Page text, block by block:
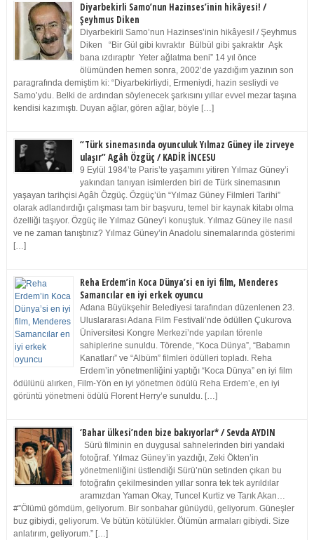
Diyarbekirli Samo’nun Hazinses’inin hikâyesi! /
Şeyhmus Diken
Diyarbekirli Samo’nun Hazinses’inin hikâyesi! / Şeyhmus
Diken “Bir Gül gibi kıvraktır Bülbül gibi şakraktır Aşk
bana ızdıraptır Yeter ağlatma beni” 14 yıl önce
ölümünden hemen sonra, 2002’de yazdığım yazının son
paragrafında demiştim ki: “Diyarbekirliydi, Ermeniydi, hazin sesliydi ve
Samo’ydu. Belki de ardından söylenecek şarkısını yıllar evvel mezar taşına
kendisi kazımıştı. Duyan ağlar, gören ağlar, böyle […]
“Türk sinemasında oyunculuk Yılmaz Güney ile zirveye
ulaşır” Agâh Özgüç / KADİR İNCESU
9 Eylül 1984’te Paris’te yaşamını yitiren Yılmaz Güney’i
yakından tanıyan isimlerden biri de Türk sinemasının
yaşayan tarihçisi Agâh Özgüç. Özgüç’ün “Yılmaz Güney Filmleri Tarihi”
olarak adlandırdığı çalışması tam bir başvuru, temel bir kaynak kitabı olma
özelliği taşıyor. Özgüç ile Yılmaz Güney’i konuştuk. Yılmaz Güney ile nasıl
ve ne zaman tanıştınız? Yılmaz Güney’in Anadolu sinemalarında gösterimi
[…]
Reha Erdem’in Koca Dünya’si en iyi film, Menderes
Samancılar en iyi erkek oyuncu
Adana Büyükşehir Belediyesi tarafından düzenlenen 23.
Uluslararası Adana Film Festivali’nde ödüllen Çukurova
Üniversitesi Kongre Merkezi’nde yapılan törenle
sahiplerine sunuldu. Törende, “Koca Dünya”, “Babamın
Kanatları” ve “Albüm” filmleri ödülleri topladı. Reha
Erdem’in yönetmenliğini yaptığı “Koca Dünya” en iyi film
ödülünü alırken, Film-Yön en iyi yönetmen ödülü Reha Erdem’e, en iyi
görüntü yönetmeni ödülü Florent Herry’e sunuldu. […]
‘Bahar ülkesi’nden bize bakıyorlar* / Sevda AYDIN
Sürü filminin en duygusal sahnelerinden biri yandaki
fotoğraf. Yılmaz Güney’in yazdığı, Zeki Ökten’in
yönetmenliğini üstlendiği Sürü’nün setinden çıkan bu
fotoğrafın çekilmesinden yıllar sonra tek tek ayrıldılar
aramızdan Yaman Okay, Tuncel Kurtiz ve Tarık Akan…
#”Ölümü gömdüm, geliyorum. Bir sonbahar günüydü, geliyorum. Güneşler
buz gibiydi, geliyorum. Ve bütün kötülükler. Ölümün armaları gibiydi. Size
anlatırım, geliyorum.” […]